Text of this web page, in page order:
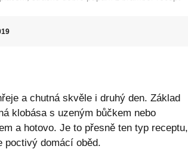
a chutná skvěle i druhý den. Základ
klobása s uzeným bůčkem nebo
a hotovo. Je to přesně ten typ receptu,
poctivý domácí oběd.